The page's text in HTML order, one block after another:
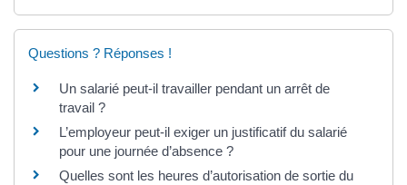
Questions ? Réponses !
Un salarié peut-il travailler pendant un arrêt de
travail ?
L’employeur peut-il exiger un justificatif du salarié
pour une journée d’absence ?
Quelles sont les heures d’autorisation de sortie du